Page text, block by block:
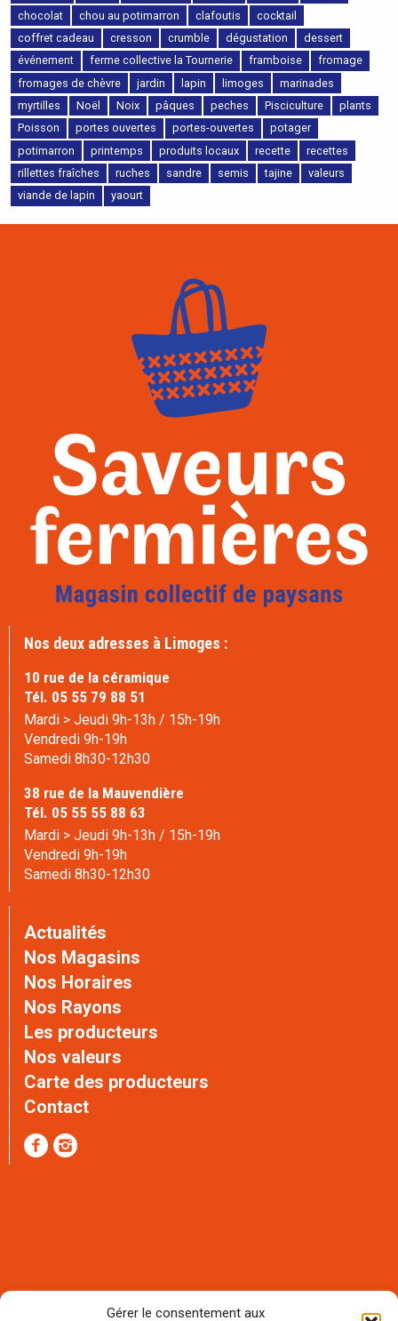
Gérer le consentement aux
chocolat
chou au potimarron clafoutis
cocktail
coffret cadeau
cresson crumble dégustation
dessert
événement
ferme collective la Tournerie framboise
fromage
fromages de chèvre
jardin lapin limoges
marinades
myrtilles
Noël Noix pâques peches Pisciculture
plants
Poisson
portes ouvertes portes-ouvertes
potager
potimarron
printemps produits locaux recette
recettes
rillettes fraîches
ruches sandre semis tajine
valeurs
viande de lapin
yaourt
Nos deux adresses à Limoges :
10 rue de la céramique
Tél. 05 55 79 88 51
Mardi > Jeudi 9h-13h / 15h-19h
Vendredi 9h-19h
Samedi 8h30-12h30
38 rue de la Mauvendière
Tél. 05 55 55 88 63
Mardi > Jeudi 9h-13h / 15h-19h
Vendredi 9h-19h
Samedi 8h30-12h30
Actualités
Nos Magasins
Nos Horaires
Nos Rayons
Les producteurs
Nos valeurs
Carte des producteurs
Contact